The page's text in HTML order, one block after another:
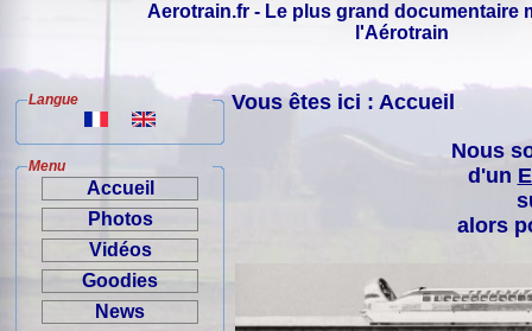
Aerotrain.fr - Le plus grand documentaire
l'Aérotrain
Langue
Menu
Accueil
Photos
Vidéos
Goodies
News
Vous êtes ici : Accueil
Nous
d'un
alors